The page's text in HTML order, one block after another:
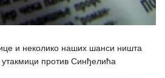
и неколико наших шанси ништа
против Синђелића